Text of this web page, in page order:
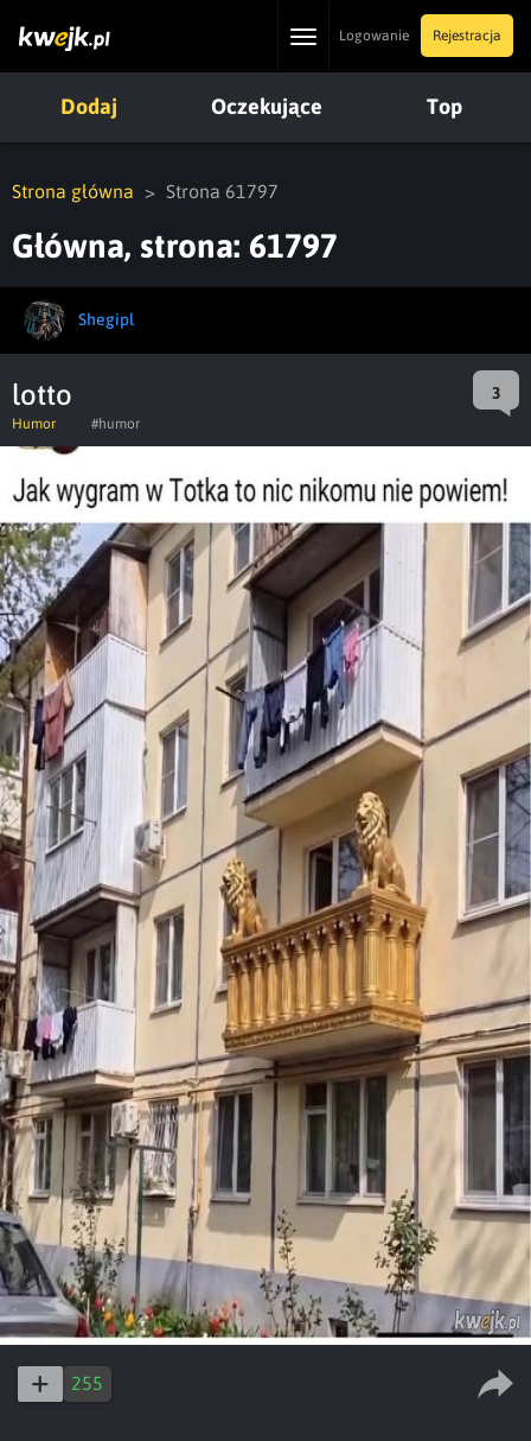
ToggleLogowanie Rejestracja
Dodaj Oczekujące Top
Strona główna Strona 61797
Główna, strona: 61797
Shegipl
lotto 3
Humor #humor
255